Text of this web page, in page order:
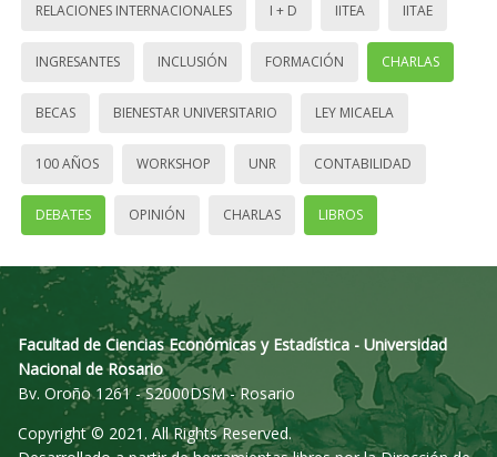
RELACIONES INTERNACIONALES I + D IITEA IITAE
INGRESANTES INCLUSIÓN FORMACIÓN CHARLAS
BECAS BIENESTAR UNIVERSITARIO LEY MICAELA
100 AÑOS WORKSHOP UNR CONTABILIDAD
DEBATES OPINIÓN CHARLAS LIBROS
Facultad de Ciencias Económicas y Estadística - Universidad
Nacional de Rosario
Bv. Oroño 1261 - S2000DSM - Rosario
Copyright © 2021. All Rights Reserved.